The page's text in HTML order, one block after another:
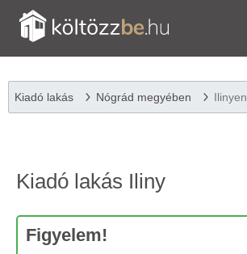
Kiadó lakás Nógrád megyében Ilinyen
Kiadó lakás Iliny
Figyelem!